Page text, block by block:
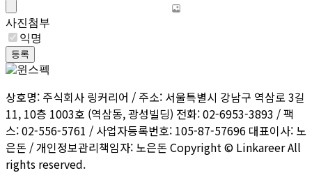
사진첨부
익명
등록
상호명: 주식회사 링커리어 / 주소: 서울특별시 강남구 역삼로 3길
11, 10층 1003호 (역삼동, 광성빌딩) 전화: 02-6953-3893 / 팩
스: 02-556-5761 / 사업자등록번호: 105-87-57696 대표이사: 노
은돈 / 개인정보관리책임자: 노은돈 Copyright © Linkareer All
rights reserved.